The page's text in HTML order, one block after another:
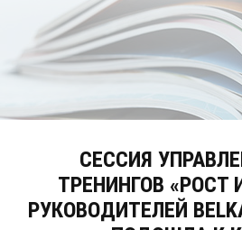
СЕССИЯ
ТРЕНИНГОВ «РОСТ
РУКОВОДИТЕЛЕЙ